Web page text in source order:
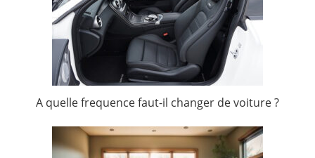
A quelle frequence faut-il changer de voiture ?